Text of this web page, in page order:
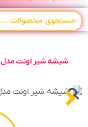
شیشه شیر اونت مدل Natural Response سایز کوچک حجم 125 میلی لیتر